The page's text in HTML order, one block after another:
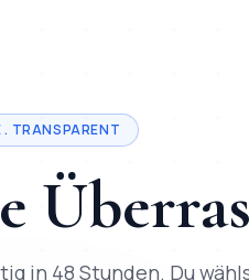
. TRANSPARENT
in 48 Stunden. Du